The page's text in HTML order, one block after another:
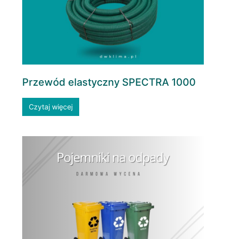
Przewód elastyczny SPECTRA 1000
Czytaj więcej